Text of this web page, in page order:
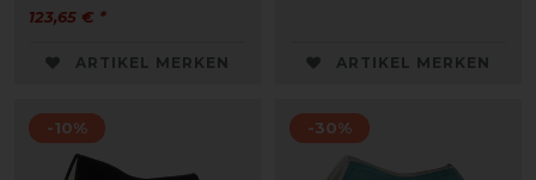
123,65 € *
ARTIKEL MERKEN ARTIKEL MERKEN
-10% -30%